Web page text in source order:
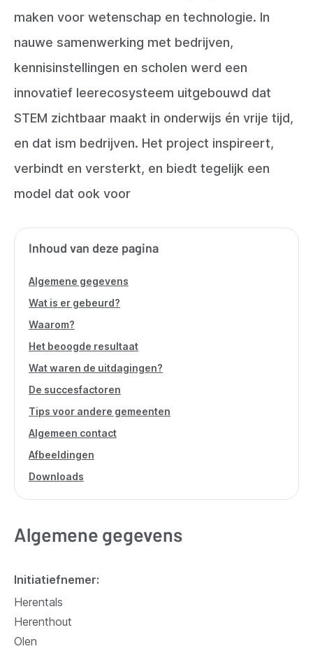
maken voor wetenschap en technologie. In
nauwe samenwerking met bedrijven,
kennisinstellingen en scholen werd een
innovatief leerecosysteem uitgebouwd dat
STEM zichtbaar maakt in onderwijs én vrije tijd,
en dat ism bedrijven. Het project inspireert,
verbindt en versterkt, en biedt tegelijk een
model dat ook voor
Inhoud van deze pagina
Algemene gegevens
Wat is er gebeurd?
Waarom?
Het beoogde resultaat
Wat waren de uitdagingen?
De succesfactoren
Tips voor andere gemeenten
Algemeen contact
Afbeeldingen
Downloads
Algemene gegevens
Initiatiefnemer
Herentals
Herenthout
Olen